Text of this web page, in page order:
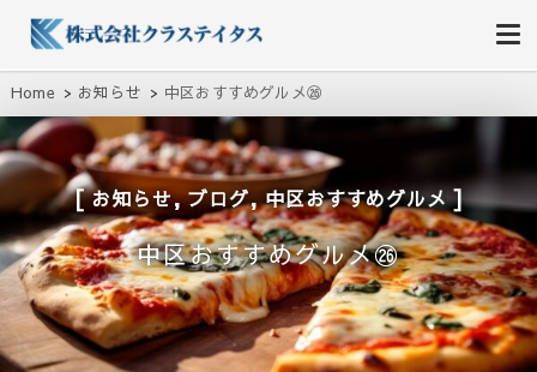
株式会社クラステイタス
地域のコミュニティーを大切にする企業
Home お知らせ 中区おすすめグルメ㉖
お知らせ,ブログ,中区おすすめグルメ
中区おすすめグルメ㉖